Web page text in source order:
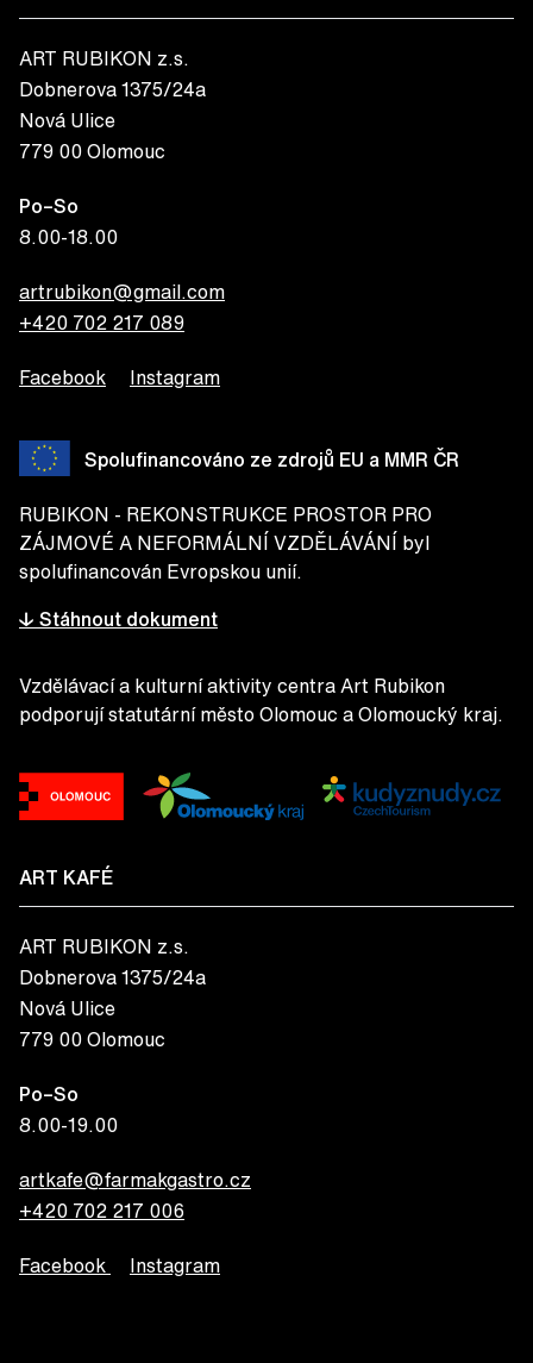
ART RUBIKON z.s.
Dobnerova 1375/24a
Nová Ulice
779 00 Olomouc
Po–So
8.00-18.00
artrubikon@gmail.com
+420 702 217 089
Facebook Instagram
Spolufinancováno ze zdrojů EU a MMR ČR
RUBIKON - REKONSTRUKCE PROSTOR PRO
ZÁJMOVÉ A NEFORMÁLNÍ VZDĚLÁVÁNÍ byl
spolufinancován Evropskou unií.
↓ Stáhnout dokument
Vzdělávací a kulturní aktivity centra Art Rubikon
podporují statutární město Olomouc a Olomoucký kraj.
ART KAFÉ
ART RUBIKON z.s.
Dobnerova 1375/24a
Nová Ulice
779 00 Olomouc
Po–So
8.00-19.00
artkafe@farmakgastro.cz
+420 702 217 006
Facebook Instagram